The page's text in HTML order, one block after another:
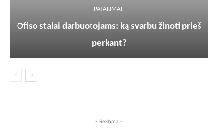
PATARIMAI
Ofiso stalai darbuotojams: ką svarbu žinoti prieš
perkant?
- Reklama -